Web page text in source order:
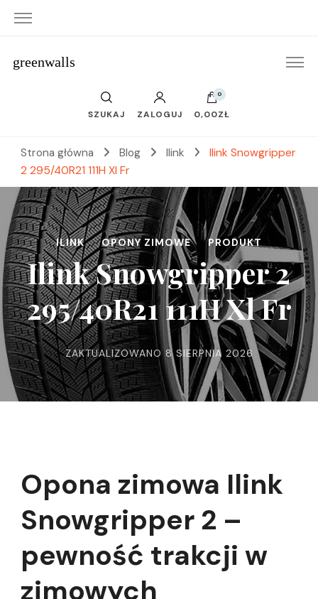
greenwalls
SZUKAJ ZALOGUJ
0
0,00ZŁ
Strona główna Blog Ilink
Ilink Snowgripper
2 295/40R21 111H Xl Fr
ILINK OPONY ZIMOWE PRODUKT
Ilink Snowgripper 2
295/40R21 111H Xl Fr
ZAKTUALIZOWANO 8 SIERPNIA 2026
Opona zimowa Ilink
Snowgripper 2 –
pewność trakcji w
zimowych